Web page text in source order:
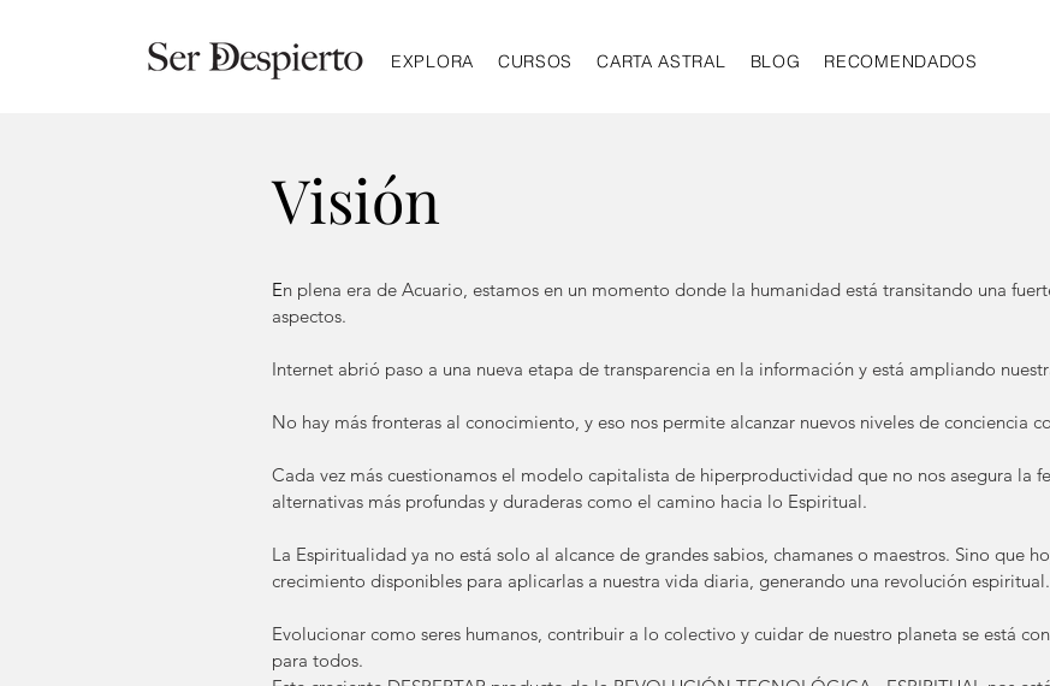
EXPLORA CURSOS CARTA ASTRAL BLOG RECOMENDADOS
Visión
En plena era de Acuario, estamos en un momento donde la humanidad está transitando una
aspectos.
Internet abrió paso a una nueva etapa de transparencia en la información y está ampliando
No hay más fronteras al conocimiento, y eso nos permite alcanzar nuevos niveles de conciencia
Cada vez más cuestionamos el modelo capitalista de hiperproductividad que no nos asegura la
alternativas más profundas y duraderas como el camino hacia lo Espiritual.
La Espiritualidad ya no está solo al alcance de grandes sabios, chamanes o maestros. Sino que
crecimiento disponibles para aplicarlas a nuestra vida diaria, generando una revolución espiritual.
Evolucionar como seres humanos, contribuir a lo colectivo y cuidar de nuestro planeta se está
para todos.